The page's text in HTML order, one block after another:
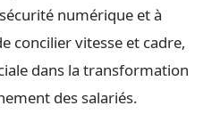
numérique et à
concilier vitesse et cadre,
dans la transformation
des salariés.